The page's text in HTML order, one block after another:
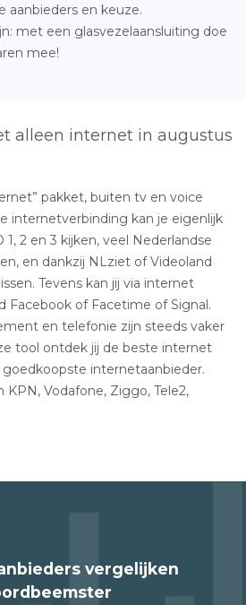
aanbieders en keuze.
met een glasvezelaansluiting doe
mee!
alleen internet in augustus
pakket, buiten tv en voice
internetverbinding kan je eigenlijk
1, 2 en 3 kijken, veel Nederlandse
en dankzij NLziet of Videoland
Tevens kan jij via internet
Facebook of Facetime of Signal.
en telefonie zijn steeds vaker
tool ontdek jij de beste internet
internetaanbieder.
Vodafone, Ziggo, Tele2,
vergelijken